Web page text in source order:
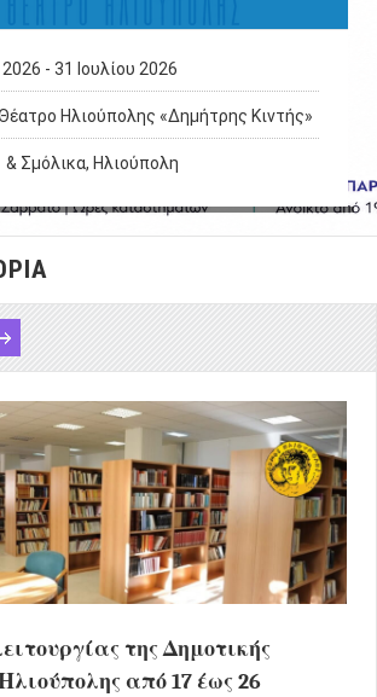
2026 - 31 Ιουλίου 2026
Ηλιούπολης «Δημήτρης Κιντής»
& Σμόλικα, Ηλιούπολη
της Δημοτικής
από 17 έως 26